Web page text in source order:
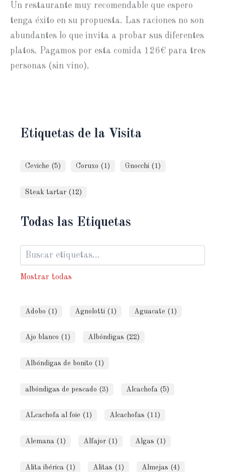
Un restaurante muy recomendable que espero
tenga éxito en su propuesta. Las raciones no son
abundantes lo que invita a probar sus diferentes
platos. Pagamos por esta comida 126€ para tres
personas (sin vino).
Etiquetas de la Visita
Ceviche (5) Coruxo (1) Gnocchi (1)
Steak tartar (12)
Todas las Etiquetas
Mostrar todas
Adobo (1) Agnolotti (1) Aguacate (1)
Ajo blanco (1) Albóndigas (22)
Albóndigas de bonito (1)
albóndigas de pescado (3) Alcachofa (5)
ALcachofa al foie (1) Alcachofas (11)
Alemana (1) Alfajor (1) Algas (1)
Alita ibérica (1) Alitas (1) Almejas (4)